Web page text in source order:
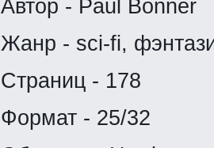
Автор - Paul Bonner
Жанр - sci-fi,
Страниц - 178
Формат - 25/32